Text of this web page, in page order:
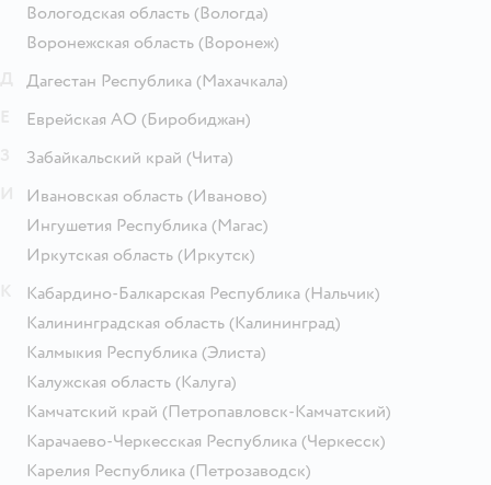
Вологодская область (Вологда)
Воронежская область (Воронеж)
Дагестан Республика (Махачкала)
Еврейская АО (Биробиджан)
Забайкальский край (Чита)
Ивановская область (Иваново)
Ингушетия Республика (Магас)
Иркутская область (Иркутск)
Кабардино-Балкарская Республика (Нальчик)
Калининградская область (Калининград)
Калмыкия Республика (Элиста)
Калужская область (Калуга)
Камчатский край (Петропавловск-Камчатский)
Карачаево-Черкесская Республика (Черкесск)
Карелия Республика (Петрозаводск)